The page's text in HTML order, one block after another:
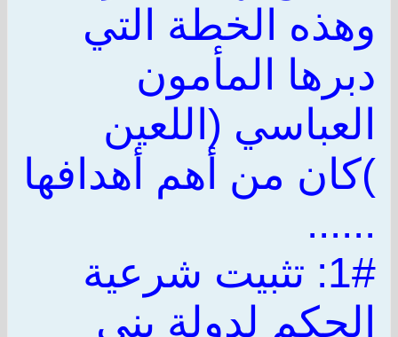
وهذه الخطة التي
دبرها المأمون
العباسي (اللعين
)كان من أهم أهدافها
......
1#: تثبيت شرعية
الحكم لدولة بني